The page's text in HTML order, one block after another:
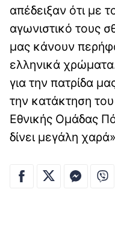
απέδειξαν ότι με
αγωνιστικό τους
μας κάνουν
ελληνικά
για την πατρίδα
την κατάκτηση
Εθνικής Ομάδας
δίνει μεγάλη